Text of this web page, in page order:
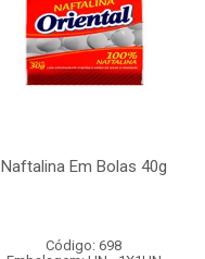
Naftalina Em Bolas 40g
Código: 698